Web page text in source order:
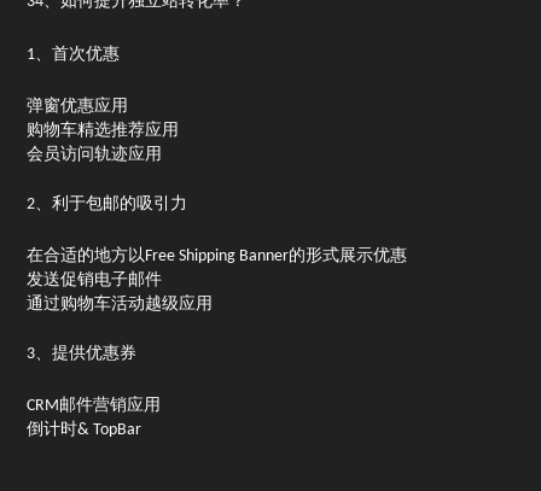
1、首次优惠
弹窗优惠应用
购物车精选推荐应用
会员访问轨迹应用
2、利于包邮的吸引力
在合适的地方以Free Shipping Banner的形式展示优惠
发送促销电子邮件
通过购物车活动越级应用
3、提供优惠券
CRM邮件营销应用
倒计时& TopBar